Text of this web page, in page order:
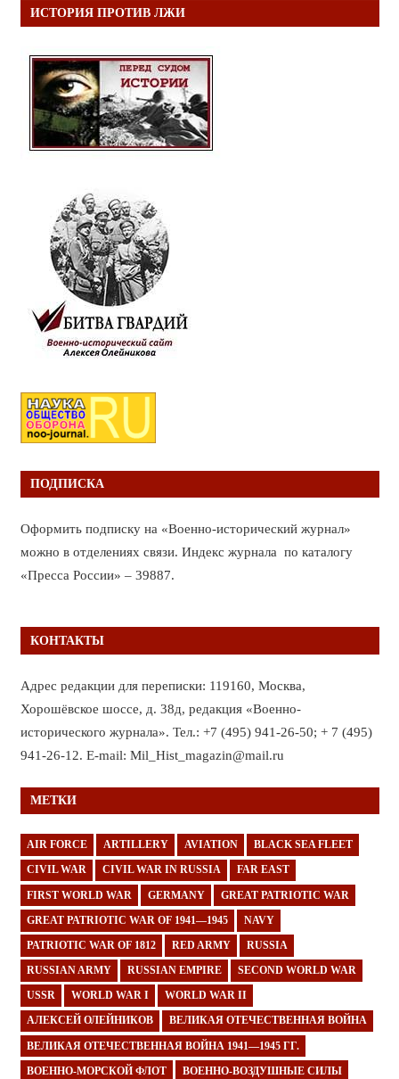
ИСТОРИЯ ПРОТИВ ЛЖИ
ПОДПИСКА
Оформить подписку на «Военно-исторический журнал»
можно в отделениях связи. Индекс журнала по каталогу
«Пресса России» – 39887.
КОНТАКТЫ
Адрес редакции для переписки: 119160, Москва,
Хорошёвское шоссе, д. 38д, редакция «Военно-
исторического журнала». Тел.: +7 (495) 941-26-50; + 7 (495)
941-26-12. E-mail: Mil_Hist_magazin@mail.ru
МЕТКИ
AIR FORCE ARTILLERY AVIATION BLACK SEA FLEET
CIVIL WAR CIVIL WAR IN RUSSIA FAR EAST
FIRST WORLD WAR GERMANY GREAT PATRIOTIC WAR
GREAT PATRIOTIC WAR OF 1941—1945 NAVY
PATRIOTIC WAR OF 1812 RED ARMY RUSSIA
RUSSIAN ARMY RUSSIAN EMPIRE SECOND WORLD WAR
USSR WORLD WAR I WORLD WAR II
АЛЕКСЕЙ ОЛЕЙНИКОВ ВЕЛИКАЯ ОТЕЧЕСТВЕННАЯ ВОЙНА
ВЕЛИКАЯ ОТЕЧЕСТВЕННАЯ ВОЙНА 1941—1945 ГГ.
ВОЕННО-МОРСКОЙ ФЛОТ ВОЕННО-ВОЗДУШНЫЕ СИЛЫ